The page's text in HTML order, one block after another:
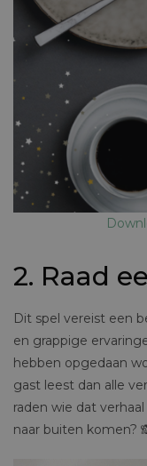
2. Raad
Dit spel vereist een
en grappige
hebben opgedaan
gast leest dan alle
raden wie dat
naar buiten komen?